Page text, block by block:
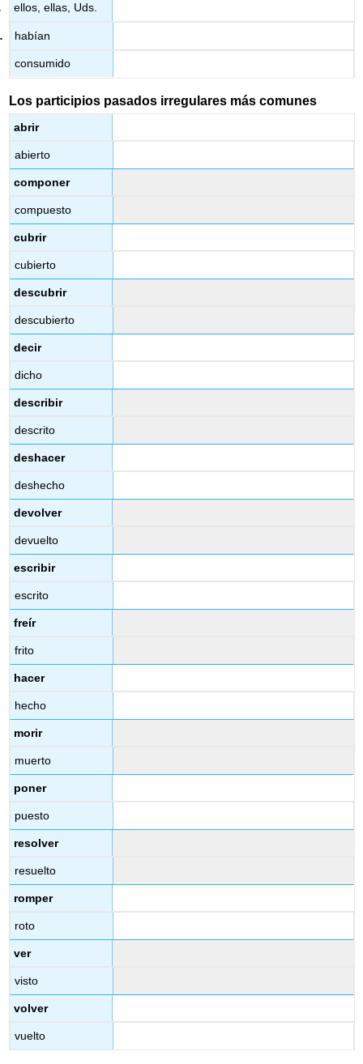
ellos, ellas, Uds.
habían
consumido
Los participios pasados irregulares más comunes
abrir
abierto
componer
compuesto
cubrir
cubierto
descubrir
descubierto
decir
dicho
describir
descrito
deshacer
deshecho
devolver
devuelto
escribir
escrito
freír
frito
hacer
hecho
morir
muerto
poner
puesto
resolver
resuelto
romper
roto
ver
visto
volver
vuelto